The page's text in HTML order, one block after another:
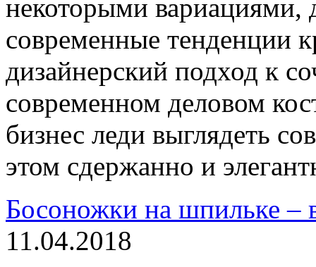
некоторыми вариациями,
современные тенденции
дизайнерский подход к
современном деловом
бизнес леди выглядеть
этом сдержанно и
Босоножки на шпильке –
11.04.2018